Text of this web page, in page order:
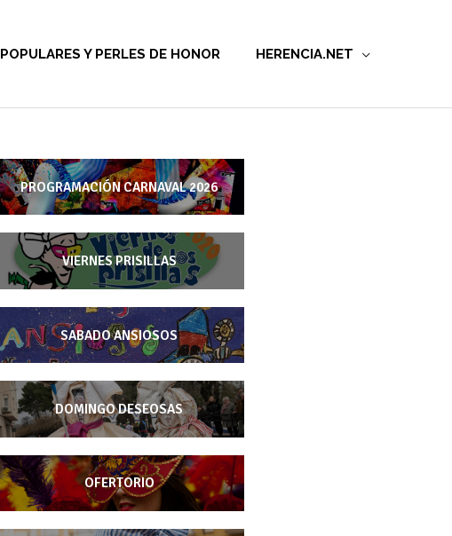
POPULARES Y PERLES DE HONOR HERENCIA.NET
PROGRAMACIÓN CARNAVAL 2026
VIERNES PRISILLAS
SABADO ANSIOSOS
DOMINGO DESEOSAS
OFERTORIO